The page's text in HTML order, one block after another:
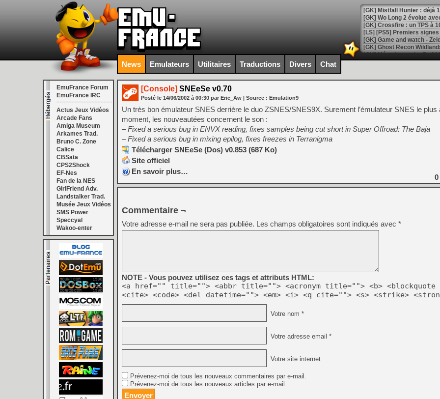
[GK] Mistfall Hunter : déjà
[GK] Wo Long 2 évolue
[GK] Crossfire : un TPS à
[LS] [PS5] Premiers
[Mo5] DOOM arrive en
[GK] Bethesda fête les 30
[GK] Roblox : l'action en
[GK] Agenda - GeForce
[LS] [PS5] ps5-y2jb-
[GK] Pourquoi Marvel
[GK] Test : Restory : Chill
[GK] GTA 6 : Rockstar
[GK] Hot Wheels Infinite
[GK] Mémoire cash -
[GK] Résultats Nintendo :
[GK] Déjà des
[Mo5] Brickboy cherche à
[GK] Minecraft et ses «
[GK] Beast of
[GK] Ubisoft : fin de partie
[GK] Mémoire cash -
[GK] Dan Houser (GTA)
[GK] Comment EA Sports
[GK] Crimson Moon : un
[GK] Isle of Reveries : le
[GK] Moonlighter 2 : The
[GK] Capcom relance
[Mo5] Deux inédits du
[GK] Le beat'em up The
News Emulateurs Utilitaires Traductions Divers Chat
EmuFrance Forum
EmuFrance IRC
===================
Actus Jeux Vidéos
Arcade Fans
Amiga Museum
Arkames Trad.
Bruno C. Zone
Calice
CBSata
CPS2Shock
EF-Nes
Fan de la NES
GirlFriend Adv.
Landstalker Trad.
Musée Jeux Vidéos
SMS Power
Speccyal
Wakoo-enter
[Console] SNEeSe v0.70
Posté le 14/06/2002 à 00:30 par Eric_Aw | Source : Emulation9
Un très bon émulateur SNES derrière le duo ZSNES/SNES9X. Surement l’émulateur SNES le plus
moment, les nouveautées concernent le son :
– Fixed a serious bug in ENVX reading, fixes samples being cut short in Super Offroad: The Baja
– Fixed a serious bug in mixing epilog, fixes freezes in Terranigma
Télécharger SNEeSe (Dos) v0.853 (687 Ko)
Site officiel
En savoir plus…
0
Commentaire ¬
Votre adresse e-mail ne sera pas publiée. Les champs obligatoires sont indiqués avec *
NOTE - Vous pouvez utilisez ces tags et attributs HTML:
<a href="" title=""> <abbr title=""> <acronym title=""> <b> <blockquote
<cite> <code> <del datetime=""> <em> <i> <q cite=""> <s> <strike>
Votre nom *
Votre adresse email *
Votre site internet
Prévenez-moi de tous les nouveaux commentaires par e-mail.
Prévenez-moi de tous les nouveaux articles par e-mail.